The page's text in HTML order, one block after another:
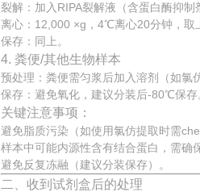
裂解：加入RIPA裂解液（含蛋白酶抑制
离心：12,000 ×g，4℃离心20分钟，取
保存：同上。
4. 粪便/其他生物样本
预处理：粪便需匀浆后加入溶剂（如氯
保存：避免氧化，建议分装后-80℃保存
关键注意事项：
避免脂质污染（如使用氯仿提取时需
样本中可能内源性含有结合蛋白，需确
避免反复冻融（建议分装保存）。
二、收到试剂盒后的处理